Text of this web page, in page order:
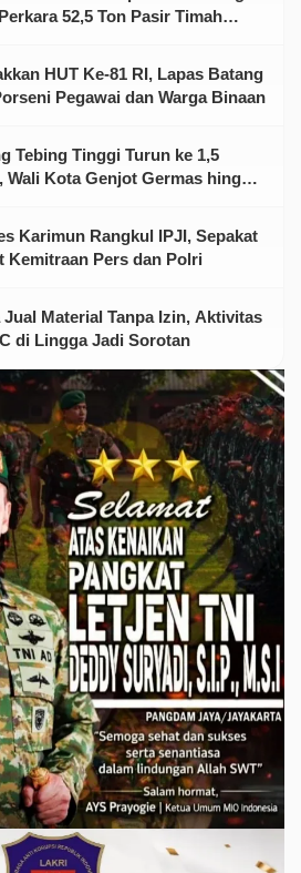
52,5 Ton Pasir Timah
HUT Ke-81 RI, Lapas Batang
Pegawai dan Warga Binaan
Tebing Tinggi Turun ke 1,5
Wali Kota Genjot Germas hingga
Karimun Rangkul IPJI, Sepakat
Kemitraan Pers dan Polri
Jual Material Tanpa Izin, Aktivitas
di Lingga Jadi Sorotan